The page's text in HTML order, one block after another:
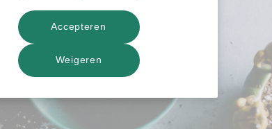
Weigeren
Accepteren